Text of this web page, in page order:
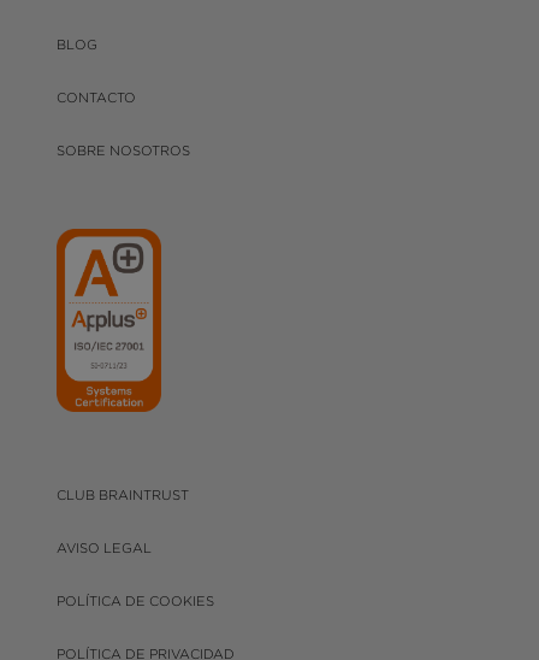
BLOG
CONTACTO
SOBRE NOSOTROS
CLUB BRAINTRUST
AVISO LEGAL
POLÍTICA DE COOKIES
POLÍTICA DE PRIVACIDAD